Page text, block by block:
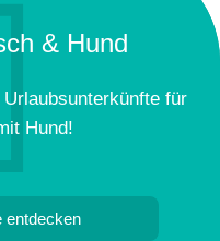
& Hund
für
Hund!
entdecken